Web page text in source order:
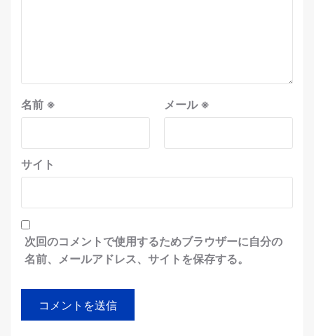
名前 ※ メール※
サイト
次回のコメントで使用するためブラウザーに自分の
名前、メールアドレス、サイトを保存する。